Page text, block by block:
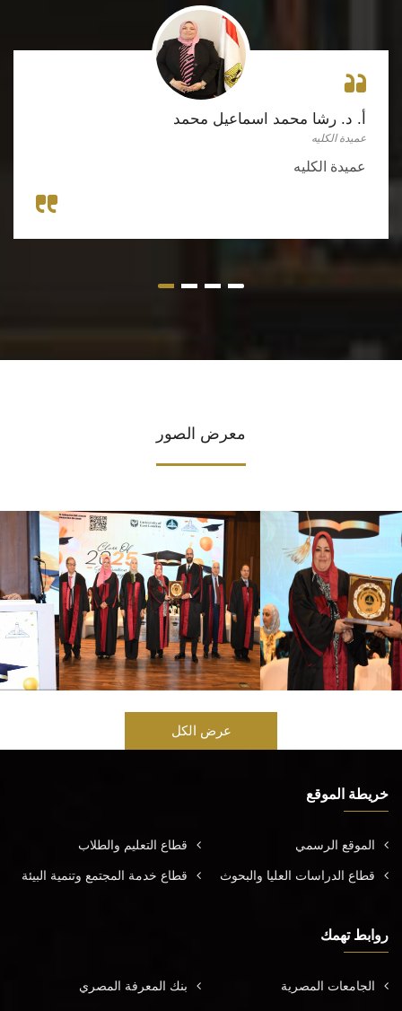
أ. د. رشا محمد اسماعيل محمد
عميدة الكليه
عميدة الكليه
معرض الصور
عرض الكل
خريطة الموقع
الموقع الرسمي قطاع التعليم والطلاب
قطاع الدراسات العليا والبحوث قطاع خدمة المجتمع وتنمية البيئة
روابط تهمك
الجامعات المصرية بنك المعرفة المصري